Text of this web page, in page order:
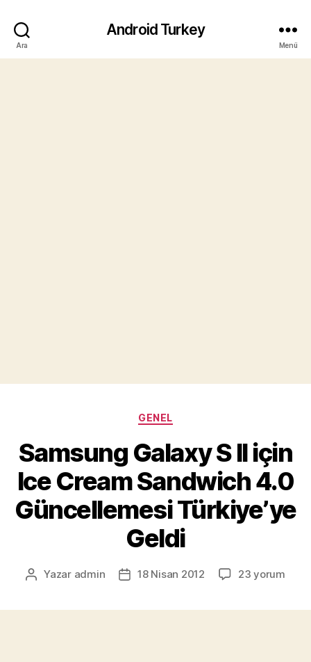
Ara
Android Turkey
Menü
Kategoriler
GENEL
Samsung Galaxy S II için
Ice Cream Sandwich 4.0
Güncellemesi Türkiye’ye
Geldi
Yazının
Yazar admin
Yazı18 Nisan 2012
Samsung
23 yorum